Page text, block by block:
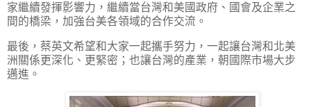
家繼續發揮影響力，繼續當台灣和美國政府、國會及企業之
間的橋梁，加強台美各領域的合作交流。
最後，蔡英文希望和大家一起攜手努力，一起讓台灣和北美
洲關係更深化、更緊密；也讓台灣的產業，朝國際市場大步
邁進。